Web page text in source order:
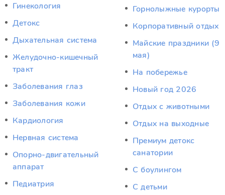
Гинекология
Детокс
Дыхательная система
Желудочно-кишечный
тракт
Заболевания глаз
Заболевания кожи
Кардиология
Нервная система
Опорно-двигательный
аппарат
Педиатрия
Горнолыжные курорты
Корпоративный отдых
Майские праздники (9
мая)
На побережье
Новый год 2026
Отдых c животными
Отдых на выходные
Премиум детокс
санатории
С боулингом
С детьми